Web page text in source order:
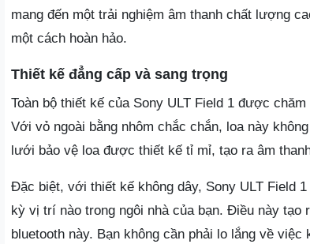
mang đến một trải nghiệm âm thanh chất lượng
một cách hoàn hảo.
Thiết kế đẳng cấp và sang trọng
Toàn bộ thiết kế của Sony ULT Field 1 được
Với vỏ ngoài bằng nhôm chắc chắn, loa này
lưới bảo vệ loa được thiết kế tỉ mỉ, tạo ra âm
Đặc biệt, với thiết kế không dây, Sony ULT Field
kỳ vị trí nào trong ngôi nhà của bạn. Điều này
bluetooth này. Bạn không cần phải lo lắng về